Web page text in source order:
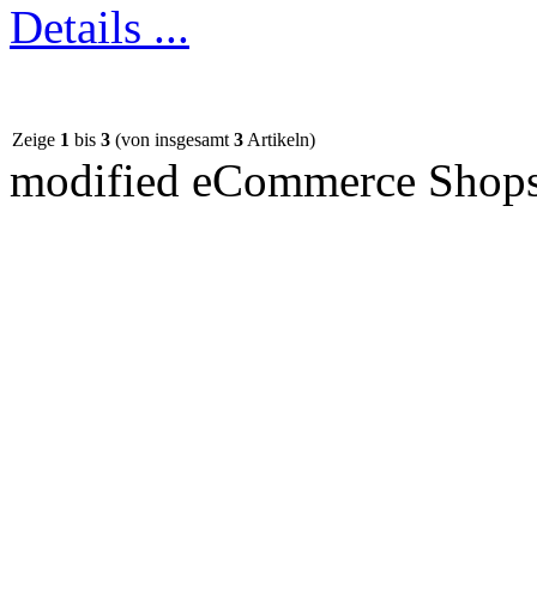
Details ...
Zeige 1 bis 3 (von insgesamt3Artikeln)
modified eCommerce